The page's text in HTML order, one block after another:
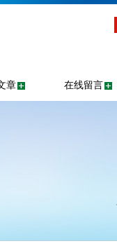
章 在线留言